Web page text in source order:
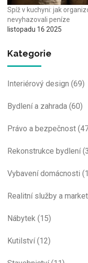
Spíž v kuchyni: jak
nevyhazovali peníze
listopadu 16 2025
Kategorie
Interiérový design (69)
Bydlení a zahrada (60)
Právo a bezpečnost
Rekonstrukce bydlení
Vybavení domácnosti
Realitní služby a
Nábytek (15)
Kutilství(12)